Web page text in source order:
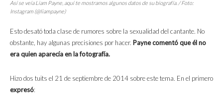
Así se veía Liam Payne, aquí te mostramos algunos datos de su biografía. / Foto:
Instagram (@liampayne)
Esto desató toda clase de rumores sobre la sexualidad del cantante. No
obstante, hay algunas precisiones por hacer. Payne comentó que él no
era quien aparecía en la fotografía.
Hizo dos tuits el 21 de septiembre de 2014 sobre este tema. En el primero
expresó: